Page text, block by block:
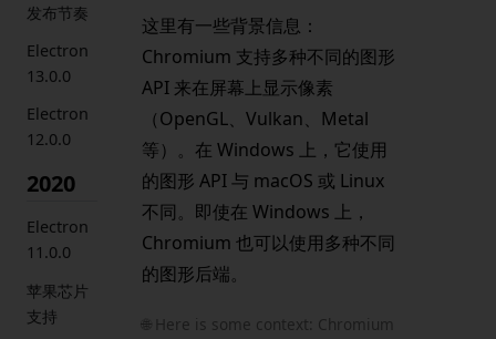
发布节奏
Electron
13.0.0
Electron
12.0.0
2020
Electron
11.0.0
苹果芯片
支持
这里有一些背景信息：
Chromium 支持多种不同的图形
API 来在屏幕上显示像素
（OpenGL、Vulkan、Metal
等）。在 Windows 上，它使用
的图形 API 与 macOS 或 Linux
不同。即使在 Windows 上，
Chromium 也可以使用多种不同
的图形后端。
🌐 Here is some context: Chromium